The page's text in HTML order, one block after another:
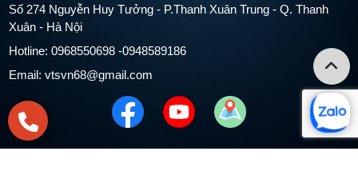
Số 274 Nguyễn Huy Tưởng - P.Thanh Xuân Trung - Q. Thanh
Xuân - Hà Nội
Hotline: 0968550698 -0948589186
Email: vtsvn68@gmail.com